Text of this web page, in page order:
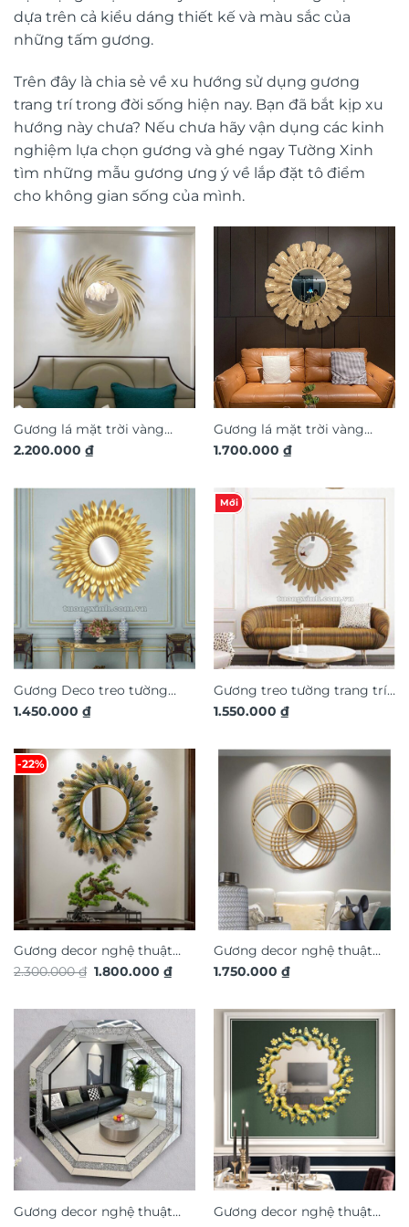
dựa trên cả kiểu dáng thiết kế và màu sắc của
những tấm gương.
Trên đây là chia sẻ về xu hướng sử dụng gương
trang trí trong đời sống hiện nay. Bạn đã bắt kịp xu
hướng này chưa? Nếu chưa hãy vận dụng các kinh
nghiệm lựa chọn gương và ghé ngay Tường Xinh
tìm những mẫu gương ưng ý về lắp đặt tô điểm
cho không gian sống của mình.
Gương lá mặt trời vàng
decor trang trí treo tường
2.200.000 ₫
Gương lá mặt trời vàng
decor trang trí treo tường
1.700.000 ₫
Gương Deco treo tường
nghệ thuật đẹp sang trọng
1.450.000 ₫
Mới
Gương treo tường trang trí
nghệ thuật TX683
1.550.000 ₫
-22%
Gương decor nghệ thuật
trang trí nội thất TX816
2.300.000₫ Giá
2.300.000 ₫.
1.800.000₫Giá
là:
1.800.000 ₫.
Gương decor nghệ thuật
trang trí nội thất TX815
1.750.000 ₫
Gương decor nghệ thuật
Gương decor nghệ thuật